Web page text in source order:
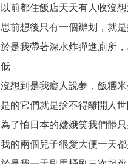
以前都住飯店天天有人收沒
思前想後只有一個辦划，就
於是我帶著深水炸彈進廁所
低
沒想到是我癡人說夢，飯糰
是的它們就是捨不得離開人
為了怕日本的嫦娥笑我們髒
我的兩個兒子很愛大便一天